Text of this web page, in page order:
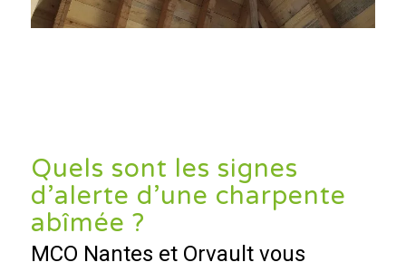
Quels sont les signes
d’alerte d’une charpente
abîmée ?
MCO Nantes et Orvault vous